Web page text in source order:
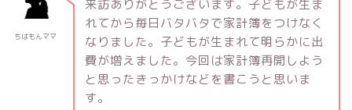
ちはもんママ
来訪ありがとうございます。子どもが生ま
れてから毎日バタバタで家計簿をつけなく
なりました。子どもが生まれて明らかに出
費が増えました。今回は家計簿再開しよう
と思ったきっかけなどを書こうと思いま
す。